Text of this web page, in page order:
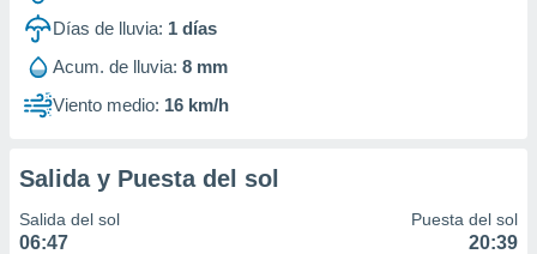
Días de lluvia: 1 días
Acum. de lluvia: 8 mm
Viento medio: 16 km/h
Salida y Puesta del sol
Salida del sol
06:47
Puesta del sol
20:39